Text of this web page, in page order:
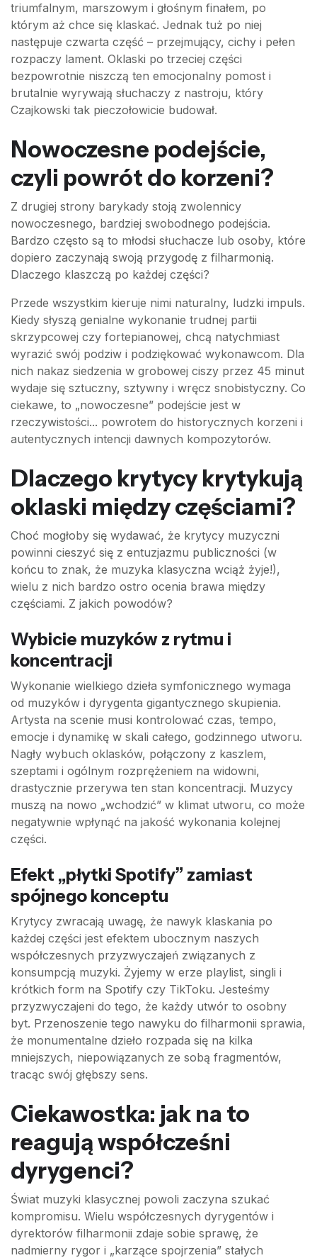
triumfalnym, marszowym i głośnym finałem, po
którym aż chce się klaskać. Jednak tuż po niej
następuje czwarta część – przejmujący, cichy i pełen
rozpaczy lament. Oklaski po trzeciej części
bezpowrotnie niszczą ten emocjonalny pomost i
brutalnie wyrywają słuchaczy z nastroju, który
Czajkowski tak pieczołowicie budował.
Nowoczesne podejście,
czyli powrót do korzeni?
Z drugiej strony barykady stoją zwolennicy
nowoczesnego, bardziej swobodnego podejścia.
Bardzo często są to młodsi słuchacze lub osoby, które
dopiero zaczynają swoją przygodę z filharmonią.
Dlaczego klaszczą po każdej części?
Przede wszystkim kieruje nimi naturalny, ludzki impuls.
Kiedy słyszą genialne wykonanie trudnej partii
skrzypcowej czy fortepianowej, chcą natychmiast
wyrazić swój podziw i podziękować wykonawcom. Dla
nich nakaz siedzenia w grobowej ciszy przez 45 minut
wydaje się sztuczny, sztywny i wręcz snobistyczny. Co
ciekawe, to „nowoczesne” podejście jest w
rzeczywistości... powrotem do historycznych korzeni i
autentycznych intencji dawnych kompozytorów.
Dlaczego krytycy krytykują
oklaski między częściami?
Choć mogłoby się wydawać, że krytycy muzyczni
powinni cieszyć się z entuzjazmu publiczności (w
końcu to znak, że muzyka klasyczna wciąż żyje!),
wielu z nich bardzo ostro ocenia brawa między
częściami. Z jakich powodów?
Wybicie muzyków z rytmu i
koncentracji
Wykonanie wielkiego dzieła symfonicznego wymaga
od muzyków i dyrygenta gigantycznego skupienia.
Artysta na scenie musi kontrolować czas, tempo,
emocje i dynamikę w skali całego, godzinnego utworu.
Nagły wybuch oklasków, połączony z kaszlem,
szeptami i ogólnym rozprężeniem na widowni,
drastycznie przerywa ten stan koncentracji. Muzycy
muszą na nowo „wchodzić” w klimat utworu, co może
negatywnie wpłynąć na jakość wykonania kolejnej
części.
Efekt „płytki Spotify” zamiast
spójnego konceptu
Krytycy zwracają uwagę, że nawyk klaskania po
każdej części jest efektem ubocznym naszych
współczesnych przyzwyczajeń związanych z
konsumpcją muzyki. Żyjemy w erze playlist, singli i
krótkich form na Spotify czy TikToku. Jesteśmy
przyzwyczajeni do tego, że każdy utwór to osobny
byt. Przenoszenie tego nawyku do filharmonii sprawia,
że monumentalne dzieło rozpada się na kilka
mniejszych, niepowiązanych ze sobą fragmentów,
tracąc swój głębszy sens.
Ciekawostka: jak na to
reagują współcześni
dyrygenci?
Świat muzyki klasycznej powoli zaczyna szukać
kompromisu. Wielu współczesnych dyrygentów i
dyrektorów filharmonii zdaje sobie sprawę, że
nadmierny rygor i „karzące spojrzenia” stałych